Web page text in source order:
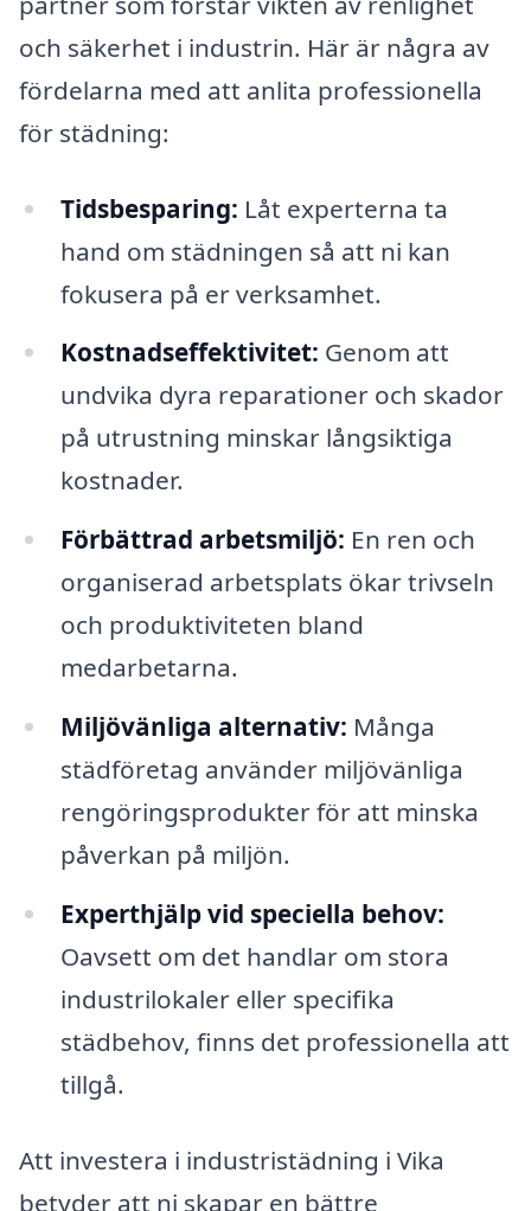
och säkerhet i industrin. Här är några av
fördelarna med att anlita professionella
för städning:
Tidsbesparing: Låt experterna ta
hand om städningen så att ni kan
fokusera på er verksamhet.
Kostnadseffektivitet: Genom att
undvika dyra reparationer och skador
på utrustning minskar långsiktiga
kostnader.
Förbättrad arbetsmiljö: En ren och
organiserad arbetsplats ökar trivseln
och produktiviteten bland
medarbetarna.
Miljövänliga alternativ: Många
städföretag använder miljövänliga
rengöringsprodukter för att minska
påverkan på miljön.
Experthjälp vid speciella behov:
Oavsett om det handlar om stora
industrilokaler eller specifika
städbehov, finns det professionella att
tillgå.
Att investera i industristädning i Vika
betyder att ni skapar en bättre